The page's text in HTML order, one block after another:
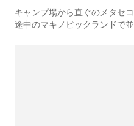
キャンプ場から直ぐのメタセ
途中のマキノピックランドで